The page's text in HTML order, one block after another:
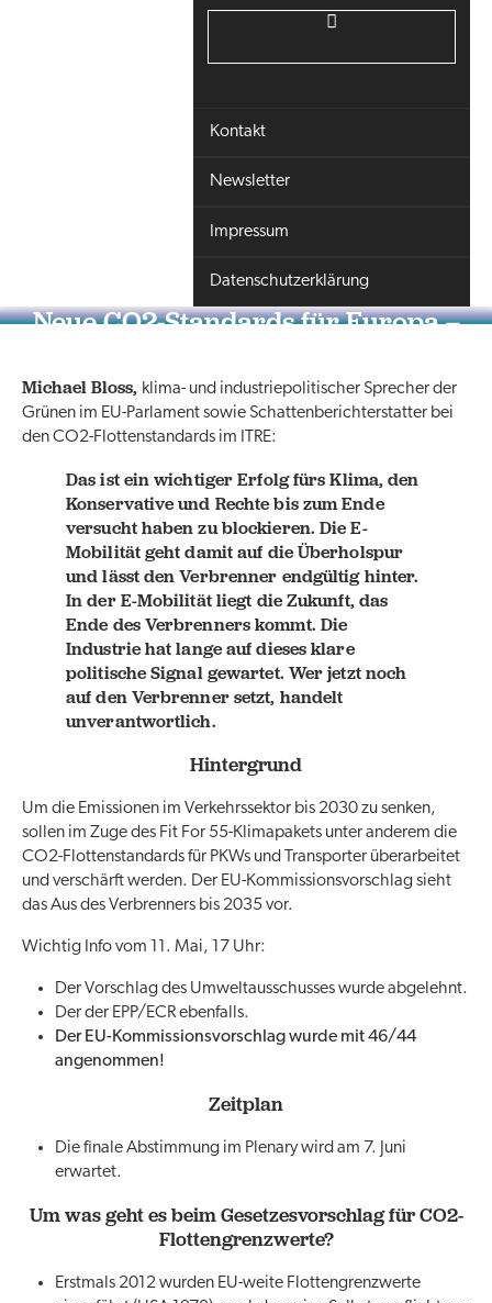
Kontakt
Newsletter
Impressum
Datenschutzerklärung
Neue CO2-Standards für Europa –
Michael Bloss, klima- und industriepolitischer Sprecher der
Grünen im EU-Parlament sowie Schattenberichterstatter bei
den CO2-Flottenstandards im ITRE:
Das ist ein wichtiger Erfolg fürs Klima, den
Konservative und Rechte bis zum Ende
versucht haben zu blockieren. Die E-
Mobilität geht damit auf die Überholspur
und lässt den Verbrenner endgültig hinter.
In der E-Mobilität liegt die Zukunft, das
Ende des Verbrenners kommt. Die
Industrie hat lange auf dieses klare
politische Signal gewartet. Wer jetzt noch
auf den Verbrenner setzt, handelt
unverantwortlich.
Hintergrund
Um die Emissionen im Verkehrssektor bis 2030 zu senken,
sollen im Zuge des Fit For 55-Klimapakets unter anderem die
CO2-Flottenstandards für PKWs und Transporter überarbeitet
und verschärft werden. Der EU-Kommissionsvorschlag sieht
das Aus des Verbrenners bis 2035 vor.
Wichtig Info vom 11. Mai, 17 Uhr:
Der Vorschlag des Umweltausschusses wurde abgelehnt.
Der der EPP/ECR ebenfalls.
Der EU-Kommissionsvorschlag wurde mit 46/44
angenommen!
Zeitplan
Die finale Abstimmung im Plenary wird am 7. Juni
erwartet.
Um was geht es beim Gesetzesvorschlag für CO2-
Flottengrenzwerte?
Erstmals 2012 wurden EU-weite Flottengrenzwerte